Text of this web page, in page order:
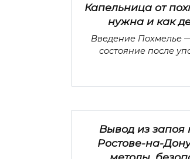
Капельница от
нужна и как
Введение Похмелье
состояние после
Вывод из запоя
Ростове-на-